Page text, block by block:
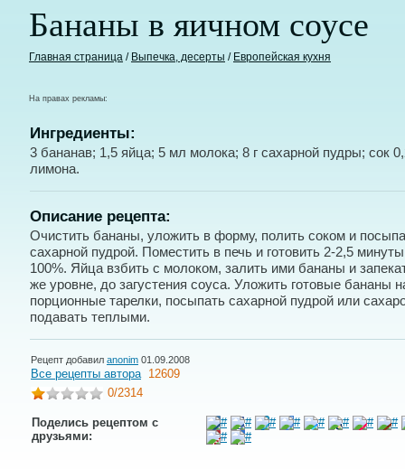
Бананы в яичном соусе
Главная страница / Выпечка, десерты / Европейская кухня
На правах рекламы:
Ингредиенты:
3 бананав; 1,5 яйца; 5 мл молока; 8 г сахарной пудры; сок
лимона.
Описание рецепта:
Очистить бананы, уложить в форму, полить соком и
сахарной пудрой. Поместить в печь и готовить 2-2,5
100%. Яйца взбить с молоком, залить ими бананы и
же уровне, до загустения соуса. Уложить готовые бананы
порционные тарелки, посыпать сахарной пудрой или
подавать теплыми.
Рецепт добавил anonim 01.09.2008
Все рецепты автора 12609
0/2314
Поделись рецептом с
друзьями: